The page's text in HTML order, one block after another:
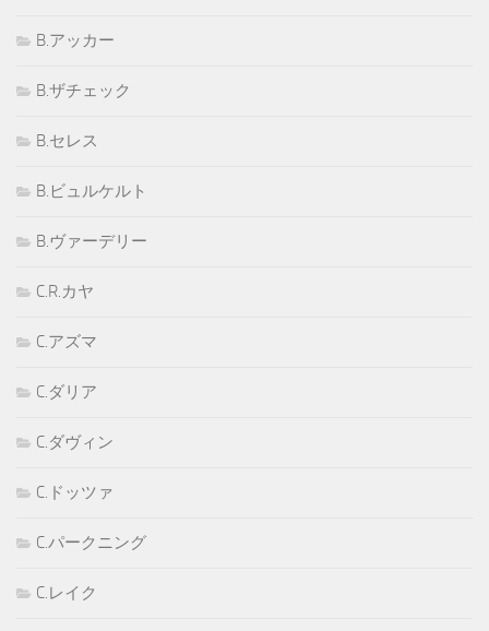
B.アッカー
B.ザチェック
B.セレス
B.ビュルケルト
B.ヴァーデリー
C.R.カヤ
C.アズマ
C.ダリア
C.ダヴィン
C.ドッツァ
C.パークニング
C.レイク